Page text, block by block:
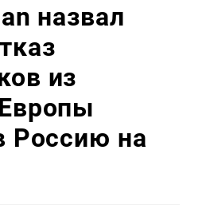
назвал
из
Россию на